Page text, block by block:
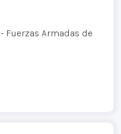
Fuerzas Armadas de